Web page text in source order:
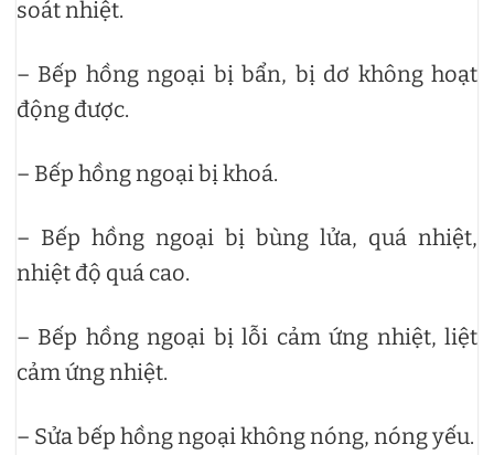
soát nhiệt.
– Bếp hồng ngoại bị bẩn, bị dơ không hoạt
động được.
– Bếp hồng ngoại bị khoá.
– Bếp hồng ngoại bị bùng lửa, quá nhiệt,
nhiệt độ quá cao.
– Bếp hồng ngoại bị lỗi cảm ứng nhiệt, liệt
cảm ứng nhiệt.
– Sửa bếp hồng ngoại không nóng, nóng yếu.